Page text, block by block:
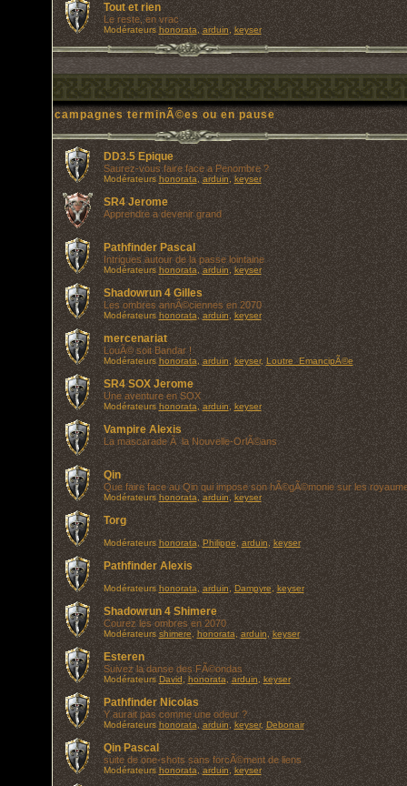
Tout et rien
Le reste, en vrac
Modérateurs honorata ,arduin ,keyser
campagnes terminÃ©es ou en pause
DD3.5 Epique
Saurez-vous faire face a Penombre ?
Modérateurs honorata ,arduin ,keyser
SR4 Jerome
Apprendre a devenir grand
Pathfinder Pascal
Intrigues autour de la passe lointaine
Modérateurs honorata ,arduin ,keyser
Shadowrun 4 Gilles
Les ombres annÃ©ciennes en 2070
Modérateurs honorata ,arduin ,keyser
mercenariat
LouÃ© soit Bandar !
Modérateurs honorata ,arduin ,keyser,Loutre_EmancipÃ©e
SR4 SOX Jerome
Une aventure en SOX
Modérateurs honorata ,arduin ,keyser
Vampire Alexis
La mascarade Ã la Nouvelle-OrlÃ©ans
Qin
Que faire face au Qin qui impose son hÃ©gÃ©monie sur les
Modérateurs honorata ,arduin ,keyser
Torg
Modérateurs honorata ,Philippe arduin,keyser
Pathfinder Alexis
Modérateurs honorata ,arduin ,Dampyre, keyser
Shadowrun 4 Shimere
Courez les ombres en 2070
Modérateurs shimere,honorata, arduin,keyser
Esteren
Suivez la danse des FÃ©ondas
Modérateurs David honorata arduin keyser
Pathfinder Nicolas
Y aurait pas comme une odeur ?
Modérateurs honorata ,arduin ,keyser,Debonair
Qin Pascal
suite de one-shots sans forcÃ©ment de liens
Modérateurs honorata ,arduin ,keyser